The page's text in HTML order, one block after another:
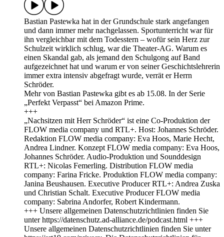
Bastian Pastewka hat in der Grundschule stark angefangen
und dann immer mehr nachgelassen. Sportunterricht war für
ihn vergleichbar mit dem Todesstern – wofür sein Herz zur
Schulzeit wirklich schlug, war die Theater-AG. Warum es
einen Skandal gab, als jemand den Schulgong auf Band
aufgezeichnet hat und warum er von seiner Geschichtslehrerin
immer extra intensiv abgefragt wurde, verrät er Herrn
Schröder.
Mehr von Bastian Pastewka gibt es ab 15.08. In der Serie
„Perfekt Verpasst“ bei Amazon Prime.
+++
„Nachsitzen mit Herr Schröder“ ist eine Co-Produktion der
FLOW media company und RTL+. Host: Johannes Schröder.
Redaktion FLOW media company: Eva Hoos, Marie Hecht,
Andrea Lindner. Konzept FLOW media company: Eva Hoos,
Johannes Schröder. Audio-Produktion und Sounddesign
RTL+: Nicolas Femerling. Distribution FLOW media
company: Farina Fricke. Produktion FLOW media company:
Janina Beushausen. Executive Producer RTL+: Andrea Zuska
und Christian Schalt. Executive Producer FLOW media
company: Sabrina Andorfer, Robert Kindermann.
+++ Unsere allgemeinen Datenschutzrichtlinien finden Sie
unter https://datenschutz.ad-alliance.de/podcast.html +++
Unsere allgemeinen Datenschutzrichtlinien finden Sie unter